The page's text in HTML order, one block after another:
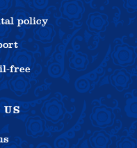
policy
free
US